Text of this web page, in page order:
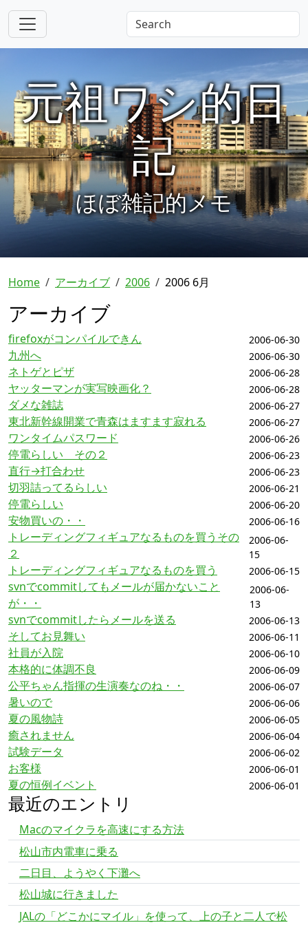
元祖ワシ的日
記
ほぼ雑記的メモ
Home アーカイブ 2006 2006 6月
アーカイブ
firefoxがコンパイルできん 2006-06-30
九州へ 2006-06-30
ネトゲとピザ 2006-06-28
ヤッターマンが実写映画化？ 2006-06-28
ダメな雑誌 2006-06-27
東北新幹線開業で青森はますます寂れる 2006-06-27
ワンタイムパスワード 2006-06-26
停電らしい その２ 2006-06-23
直行→打合わせ 2006-06-23
切羽詰ってるらしい 2006-06-21
停電らしい 2006-06-20
安物買いの・・ 2006-06-16
トレーディングフィギュアなるものを買うその
２
2006-06-
15
トレーディングフィギュアなるものを買う 2006-06-15
svnでcommitしてもメールが届かないこと
が・・
2006-06-
13
svnでcommitしたらメールを送る 2006-06-13
そしてお見舞い 2006-06-11
社員が入院 2006-06-10
本格的に体調不良 2006-06-09
公平ちゃん指揮の生演奏なのね・・ 2006-06-07
暑いので 2006-06-06
夏の風物詩 2006-06-05
癒されません 2006-06-04
試験データ 2006-06-02
お客様 2006-06-01
夏の恒例イベント 2006-06-01
最近のエントリ
Macのマイクラを高速にする方法
松山市内電車に乗る
二日目、ようやく下灘へ
松山城に行きました
JALの「どこかにマイル」を使って、上の子と二人で松